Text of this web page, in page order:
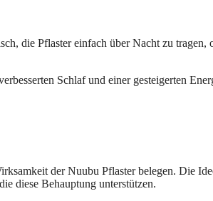
die Pflaster einfach über Nacht zu tragen,
Schlaf und einer gesteigerten
der Nuubu Pflaster belegen. Die
diese Behauptung unterstützen.